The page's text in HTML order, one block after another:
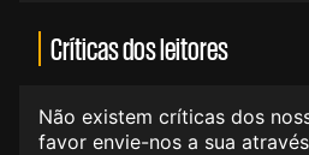
Críticas dos leitores
Não existem críticas dos
favor envie-nos a sua